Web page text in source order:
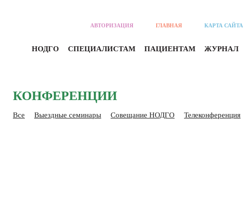
АВТОРИЗАЦИЯ ГЛАВНАЯ КАРТА САЙТА
НОДГО СПЕЦИАЛИСТАМ ПАЦИЕНТАМ ЖУРНАЛ
КОНФЕРЕНЦИИ
Все Выездные семинары Совещание НОДГО Телеконференция